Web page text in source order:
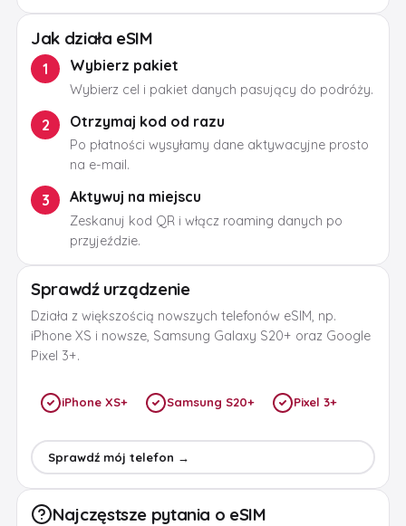
Jak działa eSIM
1 Wybierz pakiet
Wybierz cel i pakiet danych pasujący do podróży.
2 Otrzymaj kod od razu
Po płatności wysyłamy dane aktywacyjne prosto
na e-mail.
3 Aktywuj na miejscu
Zeskanuj kod QR i włącz roaming danych po
przyjeździe.
Sprawdź urządzenie
Działa z większością nowszych telefonów eSIM, np.
iPhone XS i nowsze, Samsung Galaxy S20+ oraz Google
Pixel 3+.
iPhone XS+ Samsung S20+ Pixel 3+
Sprawdź mój telefon →
Najczęstsze pytania o eSIM